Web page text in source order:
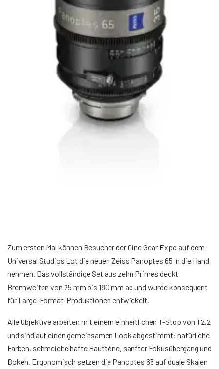
Zum ersten Mal können Besucher der Cine Gear Expo auf dem
Universal Studios Lot die neuen Zeiss Panoptes 65 in die Hand
nehmen. Das vollständige Set aus zehn Primes deckt
Brennweiten von 25 mm bis 180 mm ab und wurde konsequent
für Large-Format-Produktionen entwickelt.
Alle Objektive arbeiten mit einem einheitlichen T-Stop von T2,2
und sind auf einen gemeinsamen Look abgestimmt: natürliche
Farben, schmeichelhafte Hauttöne, sanfter Fokusübergang und
Bokeh. Ergonomisch setzen die Panoptes 65 auf duale Skalen